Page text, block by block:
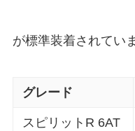
が標準装着されてい
グレード
スピリットR 6AT